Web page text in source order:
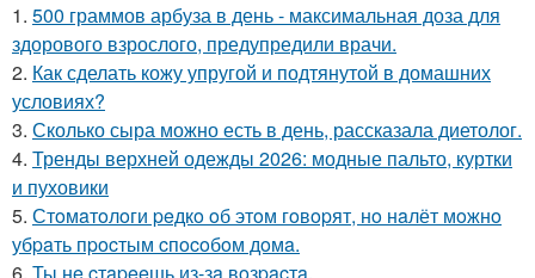
1. 500 граммов арбуза в день - максимальная доза для
здорового взрослого, предупредили врачи.
2. Как сделать кожу упругой и подтянутой в домашних
условиях?
3. Сколько сыра можно есть в день, рассказала диетолог.
4. Тренды верхней одежды 2026: модные пальто, куртки
и пуховики
5. Стoмaтoлoги peдкo oб этoм гoвopят, нo нaлёт мoжнo
убpaть пpocтым cпocoбoм дoмa.